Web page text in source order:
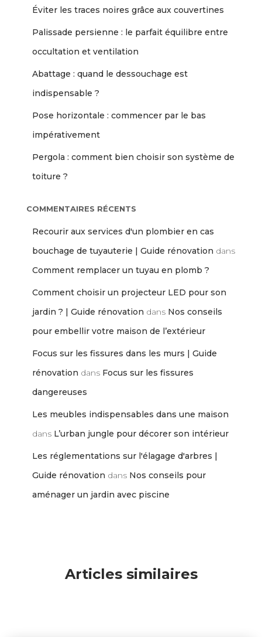
Éviter les traces noires grâce aux couvertines
Palissade persienne : le parfait équilibre entre
occultation et ventilation
Abattage : quand le dessouchage est
indispensable ?
Pose horizontale : commencer par le bas
impérativement
Pergola : comment bien choisir son système de
toiture ?
COMMENTAIRES RÉCENTS
Recourir aux services d'un plombier en cas
bouchage de tuyauterie | Guide rénovation dans
Comment remplacer un tuyau en plomb ?
Comment choisir un projecteur LED pour son
jardin ? | Guide rénovation dans Nos conseils
pour embellir votre maison de l’extérieur
Focus sur les fissures dans les murs | Guide
rénovation dans Focus sur les fissures
dangereuses
Les meubles indispensables dans une maison
dans L’urban jungle pour décorer son intérieur
Les réglementations sur l'élagage d'arbres |
Guide rénovation dans Nos conseils pour
aménager un jardin avec piscine
Articles similaires